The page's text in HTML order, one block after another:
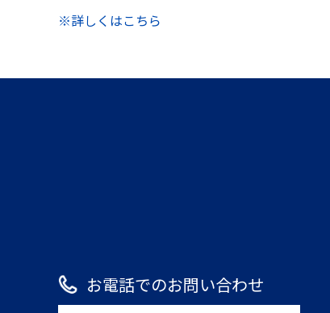
※詳しくはこちら
お電話でのお問い合わせ